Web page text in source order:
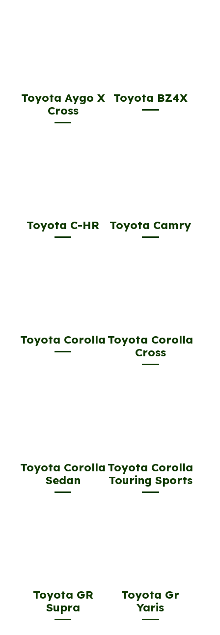
Toyota Aygo X
Cross
Toyota BZ4X
Toyota C-HR Toyota Camry
Toyota Corolla Toyota Corolla
Cross
Toyota Corolla
Sedan
Toyota Corolla
Touring Sports
Toyota GR
Supra
Toyota Gr
Yaris